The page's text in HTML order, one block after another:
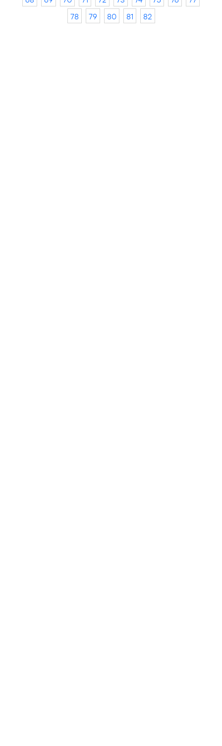
78
79 80 81 82